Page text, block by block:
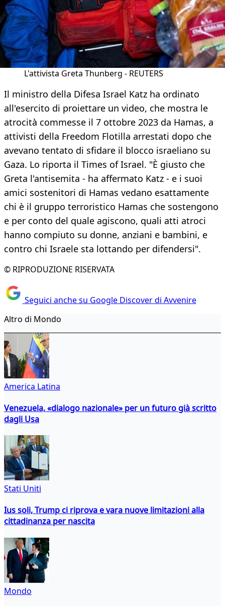
L'attivista Greta Thunberg - REUTERS
Il ministro della Difesa Israel Katz ha ordinato
all'esercito di proiettare un video, che mostra le
atrocità commesse il 7 ottobre 2023 da Hamas, a
attivisti della Freedom Flotilla arrestati dopo che
avevano tentato di sfidare il blocco israeliano su
Gaza. Lo riporta il Times of Israel. "È giusto che
Greta l'antisemita - ha affermato Katz - e i suoi
amici sostenitori di Hamas vedano esattamente
chi è il gruppo terroristico Hamas che sostengono
e per conto del quale agiscono, quali atti atroci
hanno compiuto su donne, anziani e bambini, e
contro chi Israele sta lottando per difendersi".
© RIPRODUZIONE RISERVATA
Seguici anche su Google Discover di Avvenire
Altro di Mondo
America Latina
Venezuela, «dialogo nazionale» per un futuro già scritto
dagli Usa
Stati Uniti
Ius soli, Trump ci riprova e vara nuove limitazioni alla
cittadinanza per nascita
Mondo